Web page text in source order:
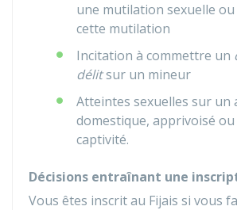
une mutilation sexuelle
cette mutilation
Incitation à commettre un
délitsur un mineur
Atteintes sexuelles sur un
domestique, apprivoisé
captivité.
Décisions entraînant une
Vous êtes inscrit au Fijais si vous